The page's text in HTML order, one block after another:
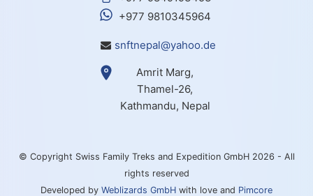
+977 9810345964
snftnepal@yahoo.de
Amrit Marg,
Thamel-26,
Kathmandu, Nepal
© Copyright Swiss Family Treks and Expedition GmbH 2026 - All
rights reserved
Developed by Weblizards GmbH with love and Pimcore